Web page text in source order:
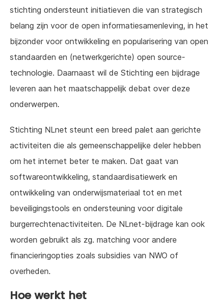
stichting ondersteunt initiatieven die van strategisch
belang zijn voor de open informatiesamenleving, in het
bijzonder voor ontwikkeling en popularisering van open
standaarden en (netwerkgerichte) open source-
technologie. Daarnaast wil de Stichting een bijdrage
leveren aan het maatschappelijk debat over deze
onderwerpen.
Stichting NLnet steunt een breed palet aan gerichte
activiteiten die als gemeenschappelijke deler hebben
om het internet beter te maken. Dat gaat van
softwareontwikkeling, standaardisatiewerk en
ontwikkeling van onderwijsmateriaal tot en met
beveiligingstools en ondersteuning voor digitale
burgerrechtenactiviteiten. De NLnet-bijdrage kan ook
worden gebruikt als zg. matching voor andere
financieringopties zoals subsidies van NWO of
overheden.
Hoe werkt het